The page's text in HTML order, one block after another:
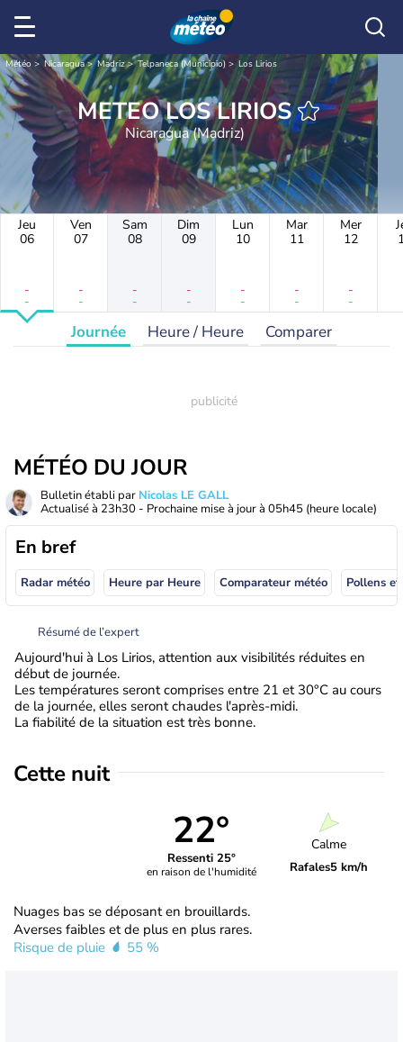
Météo Nicaragua Madriz Telpaneca (Municipio) Los Lirios
METEO LOS LIRIOS
Nicaragua (Madriz)
Jeu
06
-
-
Ven
07
-
-
Sam
08
-
-
Dim
09
-
-
Lun
10
-
-
Mar
11
-
-
Mer
12
-
-
Journée Heure / Heure Comparer
MÉTÉO DU JOUR
Bulletin établi par Nicolas LE GALL
Actualisé à 23h30 - Prochaine mise à jour à 05h45 (heure locale)
En bref
Radar météo Heure par Heure Comparateur météo Pollens
Résumé de l’expert
Aujourd'hui à Los Lirios, attention aux visibilités réduites en
début de journée.
Les températures seront comprises entre 21 et 30°C au cours
de la journée, elles seront chaudes l'après-midi.
La fiabilité de la situation est très bonne.
Cette nuit
22°
Ressenti 25°
en raison de l'humidité
Calme
Rafales5 km/h
Nuages bas se déposant en brouillards.
Averses faibles et de plus en plus rares.
Risque de pluie
55 %